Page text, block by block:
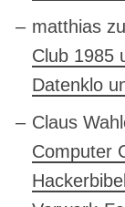
matthiaszu
Club 1985
Datenklo
Claus
Computer